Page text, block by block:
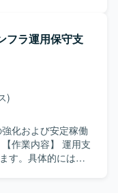
ことで、現場に近
ができます。 社内
業務推進にも関わ
経験を高めること
Vによる仮想基盤や
、DNS/DHCP/フ
扱う環境となって
認できる方を求め
相談・連携しなが
が望ましいです。
を持って安定した
、Active
ュリティツールな
経験を一貫して身
からサーバ・ネッ
で、インフラ全体
連の対応を行いな
スクリプト開発も
作業を進めていた
ーとコミュニケー
ながら着実に対応
リプト開発の双方
の移行やテスト対
ます。基盤技術に
フラ運用保守支
)
化および安定稼働
す。具体的には、